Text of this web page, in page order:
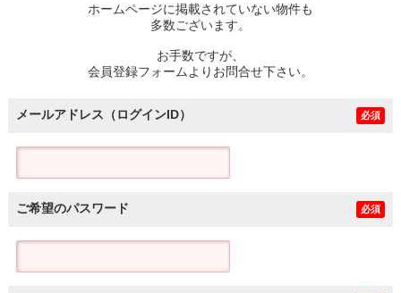
ホームページに掲載されていない物件も
多数ございます。
お手数ですが、
会員登録フォームよりお問合せ下さい。
メールアドレス（ログインID） 必須
ご希望のパスワード 必須